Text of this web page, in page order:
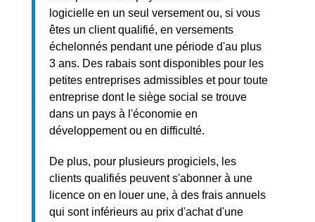
logicielle en un seul versement ou, si vous
êtes un client qualifié, en versements
échelonnés pendant une période d'au plus
3 ans. Des rabais sont disponibles pour les
petites entreprises admissibles et pour toute
entreprise dont le siège social se trouve
dans un pays à l'économie en
développement ou en difficulté.
De plus, pour plusieurs progiciels, les
clients qualifiés peuvent s'abonner à une
licence on en louer une, à des frais annuels
qui sont inférieurs au prix d'achat d'une